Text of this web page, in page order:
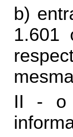
b)
1.601
II - o